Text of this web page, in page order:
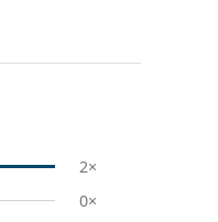
2×
0×